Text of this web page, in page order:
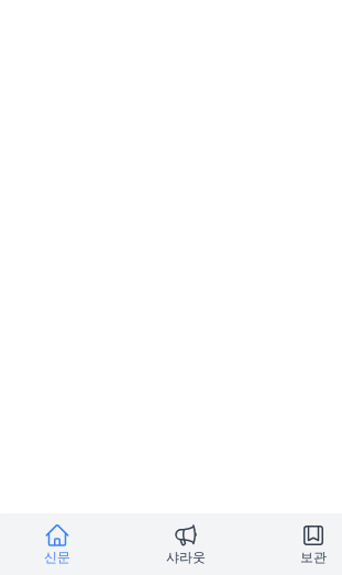
신문 샤라웃 보관